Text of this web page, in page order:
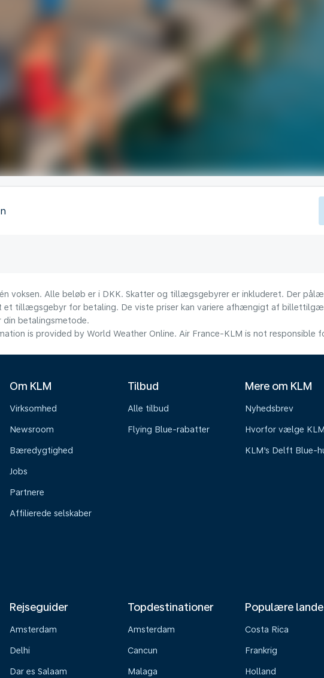
voksen. Alle beløb er i DKK. Skatter og tillægsgebyrer er inkluderet. Der
et tillægsgebyr for betaling. De viste priser kan variere afhængigt af
betalingsmetode.
is provided by World Weather Online. Air France-KLM is not responsible
Om KLM
Virksomhed
Newsroom
Bæredygtighed
Jobs
Partnere
Affilierede selskaber
Tilbud
Alle tilbud
Flying Blue-rabatter
Mere om KLM
Nyhedsbrev
Hvorfor vælge KLM
KLM’s Delft Blue-
Rejseguider
Amsterdam
Delhi
Dar es Salaam
Topdestinationer
Amsterdam
Cancun
Malaga
Populære lande
Costa Rica
Frankrig
Holland